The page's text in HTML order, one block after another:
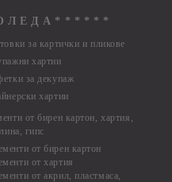
Л Е Д А * * * * * *
за картички и пликове
хартии
за декупаж
хартии
от бирен картон, хартия,
гипс
от бирен картон
от хартия
от акрил, пластмаса,